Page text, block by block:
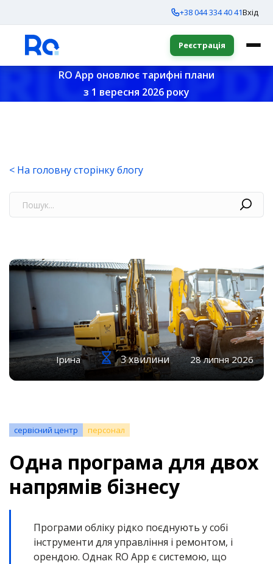
+38 044 334 40 41Вхід
Реєстрація
RO App оновлює тарифні плани
з 1 вересня 2026 року
< На головну сторінку блогу
Ірина 3 хвилини 28 липня 2026
сервісний центр персонал
Одна програма для двох
напрямів бізнесу
Програми обліку рідко поєднують у собі
інструменти для управління і ремонтом, і
орендою. Однак RO App є системою, що